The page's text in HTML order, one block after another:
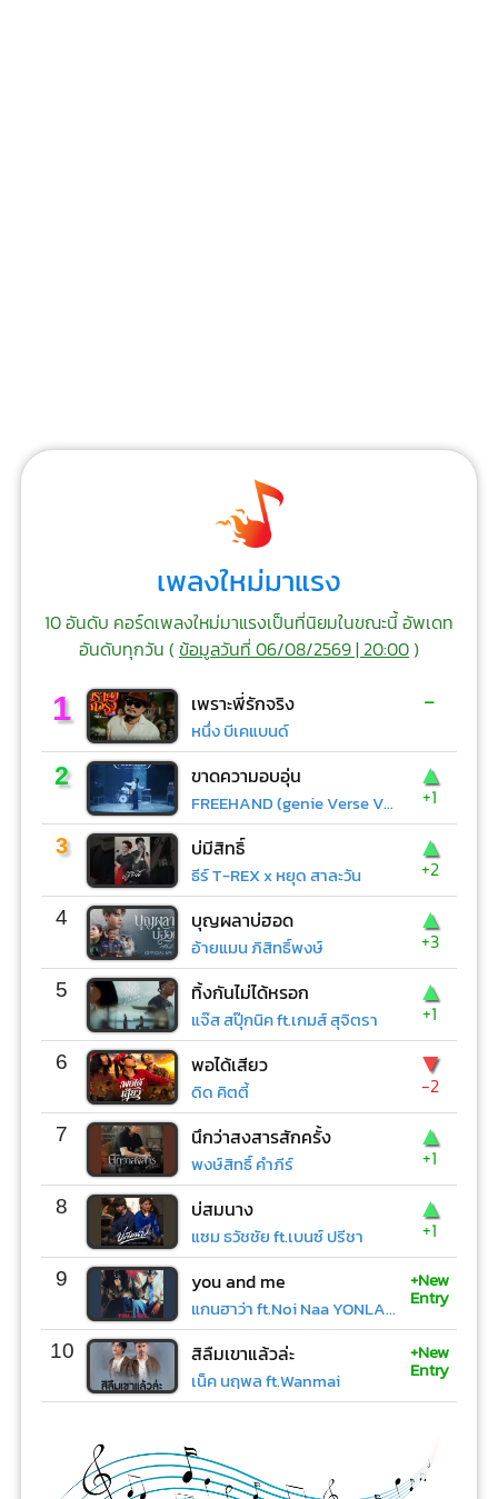
เพลงใหม่มาแรง
10 อันดับ คอร์ดเพลงใหม่มาแรงเป็นที่นิยมในขณะนี้ อัพเดท
อันดับทุกวัน (ข้อมูลวันที่ 06/08/2569 | 20:00)
1 เพราะพี่รักจริง
หนึ่ง บีเคแบนด์
-
2 ขาดความอบอุ่น
FREEHAND (genie Verse Vol.1)
▲
+1
3 บ่มีสิทธิ์
ธีร์ T-REX x หยุด สาละวัน
▲
+2
4 บุญผลาบ่ฮอด
อ้ายแมน ภิสิทธิ์พงษ์
▲
+3
5 ทิ้งกันไม่ได้หรอก
แจ๊ส สปุ๊กนิค ft.เกมส์ สุจิตรา
▲
+1
6 พอได้เสียว
ดิด คิตตี้
▼
-2
7 นึกว่าสงสารสักครั้ง
พงษ์สิทธิ์ คำภีร์
▲
+1
8 บ่สมนาง
แซม ธวัชชัย ft.เบนซ์ ปรีชา
▲
+1
9 you and me
แกนฮาว่า ft.Noi Naa YONLAPA
+New
Entry
10 สิลืมเขาแล้วล่ะ
เน็ค นฤพล ft.Wanmai
+New
Entry